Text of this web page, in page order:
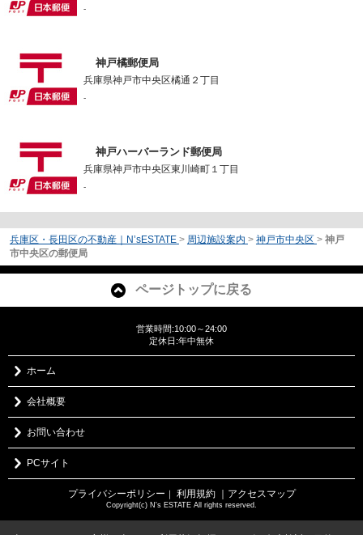
-
神戸橘郵便局
兵庫県神戸市中央区橘通２丁目
-
神戸ハーバーランド郵便局
兵庫県神戸市中央区東川崎町１丁目
-
兵庫区・長田区の不動産｜N’sESTATE > 周辺施設案内 > 神戸市中央区 > 神戸
市中央区の郵便局
ページトップに戻る
営業時間:10:00～24:00
定休日:年中無休
ホーム
会社概要
お問い合わせ
PCサイト
プライバシーポリシー ｜ 利用規約 ｜アクセスマップ
Copyright(c) N's ESTATE All rights reserved.